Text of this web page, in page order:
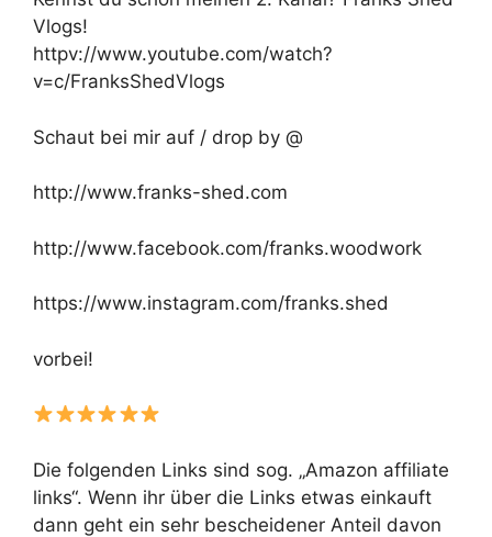
Vlogs!
httpv://www.youtube.com/watch?
v=c/FranksShedVlogs
Schaut bei mir auf / drop by @
http://www.franks-shed.com
http://www.facebook.com/franks.woodwork
https://www.instagram.com/franks.shed
vorbei!
Die folgenden Links sind sog. „Amazon affiliate
links“. Wenn ihr über die Links etwas einkauft
dann geht ein sehr bescheidener Anteil davon